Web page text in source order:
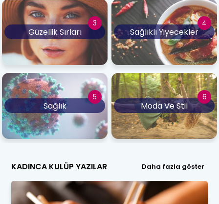
Güzellik Sırları Sağlıklı Yiyecekler
Sağlık Moda Ve Stil
KADINCA KULÜP YAZILAR Daha fazla göster